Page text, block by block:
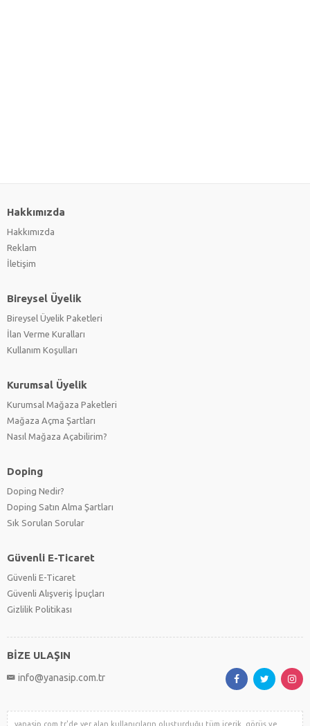
Hakkımızda
Hakkımızda
Reklam
İletişim
Bireysel Üyelik
Bireysel Üyelik Paketleri
İlan Verme Kuralları
Kullanım Koşulları
Kurumsal Üyelik
Kurumsal Mağaza Paketleri
Mağaza Açma Şartları
Nasıl Mağaza Açabilirim?
Doping
Doping Nedir?
Doping Satın Alma Şartları
Sık Sorulan Sorular
Güvenli E-Ticaret
Güvenli E-Ticaret
Güvenli Alışveriş İpuçları
Gizlilik Politikası
BİZE ULAŞIN
info@yanasip.com.tr
yanasip.com.tr'de yer alan kullanıcıların oluşturduğu tüm içerik, görüş ve